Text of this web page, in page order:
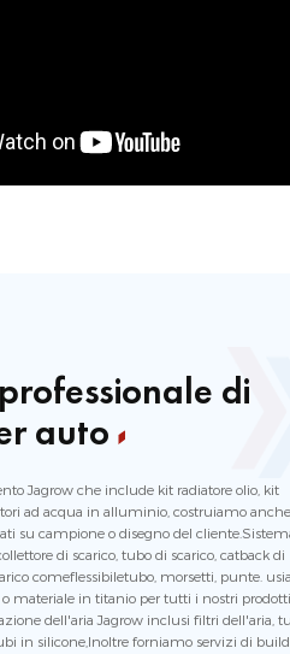
di
auto
Jagrow che include kit radiatore olio, kit
ad acqua in alluminio, costruiamo anche
su campione o disegno del
di scarico, tubo di scarico, catback di
comeflessibiletubo, morsetti, punte.
o materiale in titanio per tutti i nostri
dell'aria Jagrow inclusi filtri dell'aria,
in silicone,Inoltre forniamo servizi di build